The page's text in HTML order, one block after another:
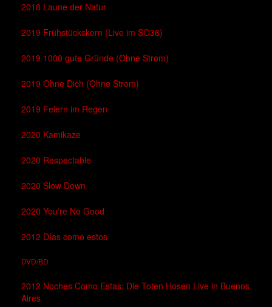
2018 Laune der Natur
2019 Frühstückskorn (Live im SO36)
2019 1000 gute Gründe (Ohne Strom)
2019 Ohne Dich (Ohne Strom)
2019 Feiern im Regen
2020 Kamikaze
2020 Respectable
2020 Slow Down
2020 You're No Good
2012 Días como estos
DVD/BD
2012 Noches Como Estas: Die Toten Hosen Live in Buenos
Aires